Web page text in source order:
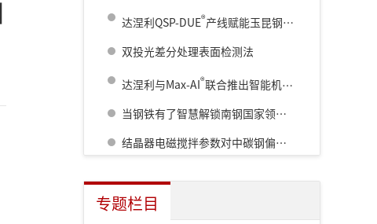
达涅利QSP-DUE®产线赋能玉昆钢铁共筑西南绿色智造新标杆
双投光差分处理表面检测法
达涅利与Max-AI ®联合推出智能机器人废钢分拣系统
当钢铁有了智慧解锁南钢国家领航级智能工厂的进化密码
结晶器电磁搅拌参数对中碳钢偏析的影响
专题栏目